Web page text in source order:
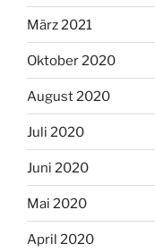
März 2021
Oktober 2020
August 2020
Juli 2020
Juni 2020
Mai 2020
April 2020